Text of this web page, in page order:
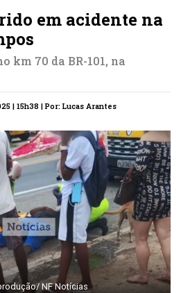
em acidente na
km 70 da BR-101, na
| 15h38 | Por: Lucas Arantes
NF Notícias